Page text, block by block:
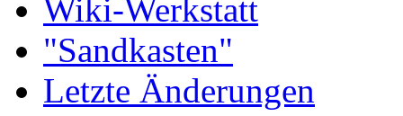
Wiki-Werkstatt
"Sandkasten"
Letzte Änderungen